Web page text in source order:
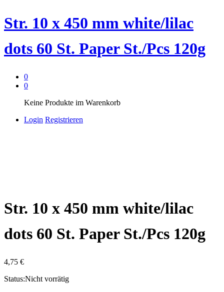
Str. 10 x 450 mm white/lilac
dots 60 St. Paper St./Pcs 120g
0
0
Keine Produkte im Warenkorb
Login Registrieren
Str. 10 x 450 mm white/lilac
dots 60 St. Paper St./Pcs 120g
4,75 €
Status:Nicht vorrätig